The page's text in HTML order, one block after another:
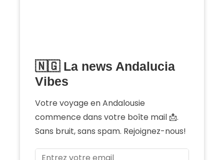
🇳🇬 La news Andalucia
Vibes
Votre voyage en Andalousie
commence dans votre boîte mail 📩.
Sans bruit, sans spam. Rejoignez-nous!